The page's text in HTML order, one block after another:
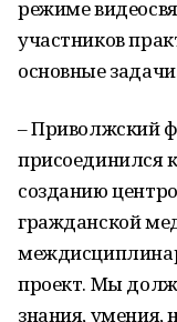
режиме
участников
основные
– Приволжский
присоединился
созданию
гражданской
проект. Мы
знания, умения,